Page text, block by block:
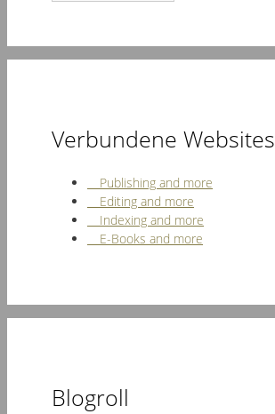
Verbundene Websites
Publishing and more
Editing and more
Indexing and more
E-Books and more
Blogroll